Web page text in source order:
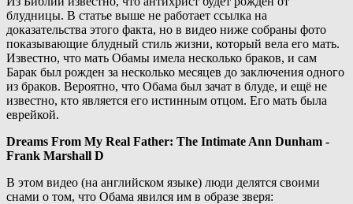
блудницы. В статье выше не работает ссылка на
доказательства этого факта, но в видео ниже собраны фото
показывающие блудный стиль жизни, который вела его мать.
Известно, что мать Обамы имела несколько браков, и сам
Барак был рожден за несколько месяцев до заключения одного
из браков. Вероятно, что Обама был зачат в блуде, и ещё не
известно, кто является его истинным отцом. Его мать была
еврейкой.
Dreams From My Real Father: The Intimate Ann Dunham -
Frank Marshall D
В этом видео (на английском языке) люди делятся своими
снами о том, что Обама явился им в образе зверя: